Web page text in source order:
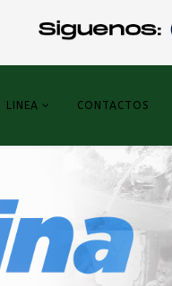
LINEA CONTACTOS